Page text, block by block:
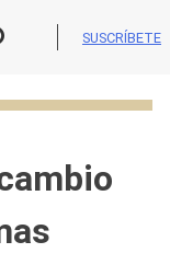
SUSCRÍBETE